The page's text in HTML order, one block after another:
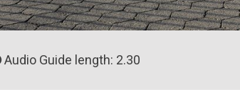
Audio Guide length: 2.30